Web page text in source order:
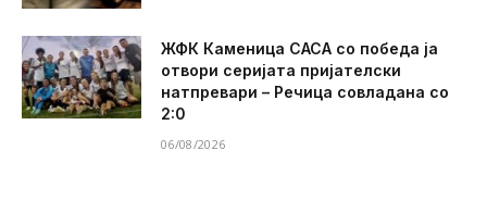
ЖФК Каменица САСА со победа ја
отвори серијата пријателски
натпревари – Речица совладана со
2:0
06/08/2026